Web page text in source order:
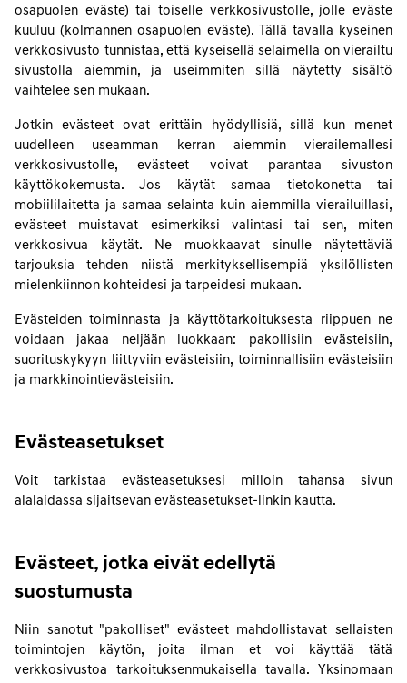
osapuolen eväste) tai toiselle verkkosivustolle, jolle eväste
kuuluu (kolmannen osapuolen eväste). Tällä tavalla kyseinen
verkkosivusto tunnistaa, että kyseisellä selaimella on vierailtu
sivustolla aiemmin, ja useimmiten sillä näytetty sisältö
vaihtelee sen mukaan.
Jotkin evästeet ovat erittäin hyödyllisiä, sillä kun menet
uudelleen useamman kerran aiemmin vierailemallesi
verkkosivustolle, evästeet voivat parantaa sivuston
käyttökokemusta. Jos käytät samaa tietokonetta tai
mobiililaitetta ja samaa selainta kuin aiemmilla vierailuillasi,
evästeet muistavat esimerkiksi valintasi tai sen, miten
verkkosivua käytät. Ne muokkaavat sinulle näytettäviä
tarjouksia tehden niistä merkityksellisempiä yksilöllisten
mielenkiinnon kohteidesi ja tarpeidesi mukaan.
Evästeiden toiminnasta ja käyttötarkoituksesta riippuen ne
voidaan jakaa neljään luokkaan: pakollisiin evästeisiin,
suorituskykyyn liittyviin evästeisiin, toiminnallisiin evästeisiin
ja markkinointievästeisiin.
Evästeasetukset
Voit tarkistaa evästeasetuksesi milloin tahansa sivun
alalaidassa sijaitsevan evästeasetukset-linkin kautta.
Evästeet, jotka eivät edellytä
suostumusta
Niin sanotut "pakolliset" evästeet mahdollistavat sellaisten
toimintojen käytön, joita ilman et voi käyttää tätä
verkkosivustoa tarkoituksenmukaisella tavalla. Yksinomaan